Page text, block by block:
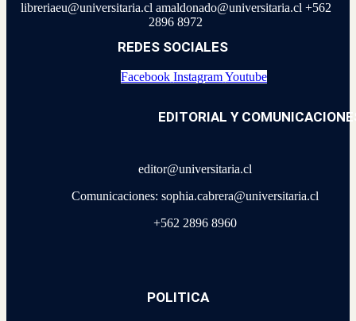
libreriaeu@universitaria.cl amaldonado@universitaria.cl +562
2896 8972
REDES SOCIALES
Facebook InstagramYoutube
EDITORIAL Y
editor@universitaria.cl
Comunicaciones: sophia.cabrera@universitaria.cl
+562 2896 8960
POLITICA